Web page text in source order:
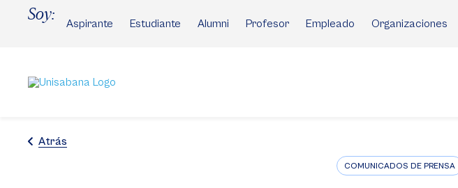
Soy:
Aspirante Estudiante Alumni Profesor Empleado Organizaciones
Atrás
COMUNICADOS DE PRENSA